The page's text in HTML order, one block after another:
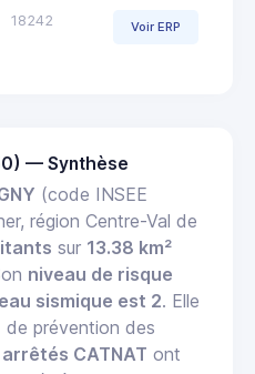
18242 Voir ERP
— Synthèse
(code INSEE
région Centre-Val de
sur 13.38 km²
niveau de risque
sismique est 2. Elle
prévention des
CATNAT ont